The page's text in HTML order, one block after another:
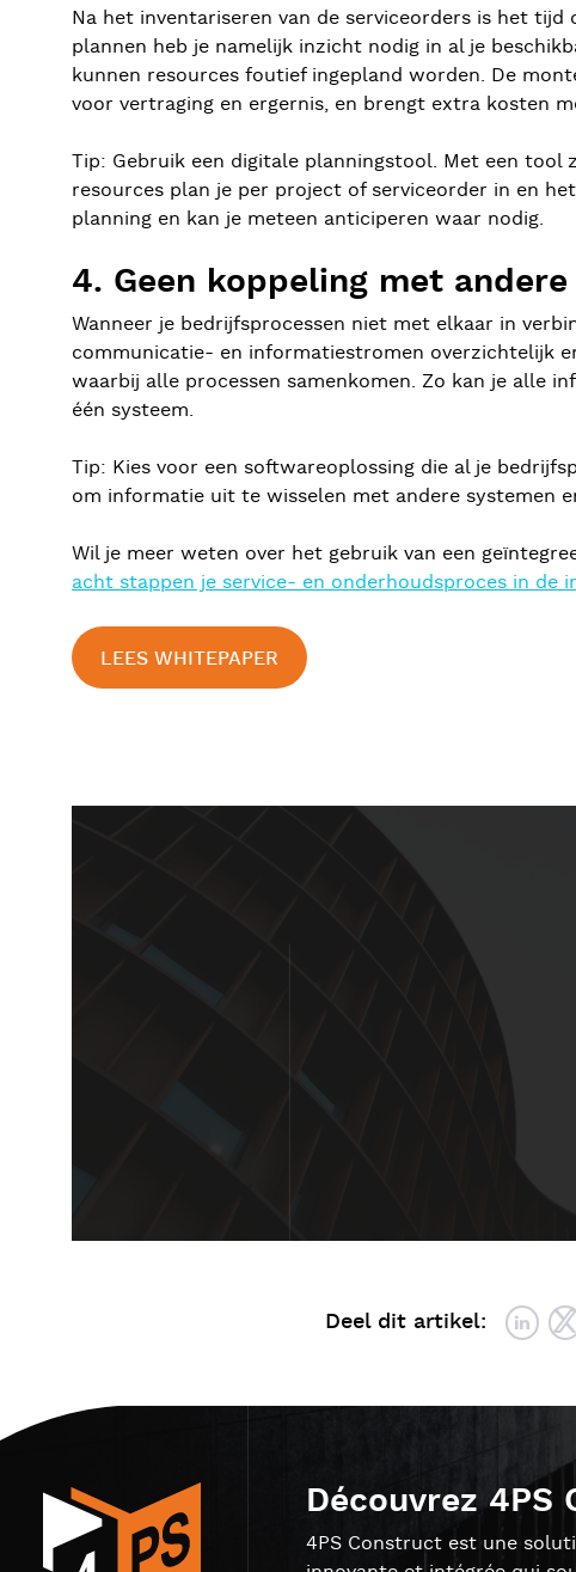
Na het inventariseren van de serviceorders is het
plannen heb je namelijk inzicht nodig in al je
kunnen resources foutief ingepland worden. De
voor vertraging en ergernis, en brengt extra kosten
Tip: Gebruik een digitale planningstool. Met een tool
resources plan je per project of serviceorder in en
planning en kan je meteen anticiperen waar nodig.
4. Geen koppeling met
Wanneer je bedrijfsprocessen niet met elkaar in
communicatie- en informatiestromen overzichtelijk
waarbij alle processen samenkomen. Zo kan je alle
één systeem.
Tip: Kies voor een softwareoplossing die al je
om informatie uit te wisselen met andere systemen
Wil je meer weten over het gebruik van een
acht stappen je service- en onderhoudsproces in de
LEES WHITEPAPER
Deel dit artikel:
Découvrez 4PS
4PS Construct est une